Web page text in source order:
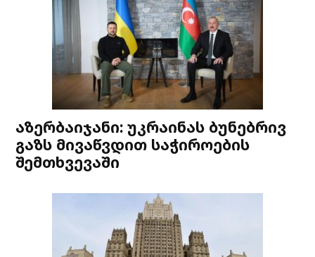
აზერბაიჯანი: უკრაინას ბუნებრივ
გაზს მივაწვდით საჭიროების
შემთხვევაში